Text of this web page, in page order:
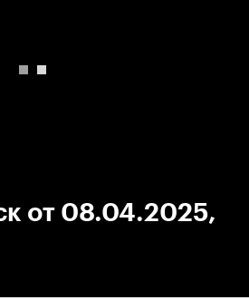
от 08.04.2025,